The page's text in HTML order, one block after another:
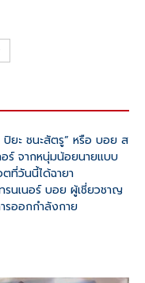
ปิยะ ชนะสัตรู” หรือ บอย ส
อร์ จากหนุ่มน้อยนายแบบ
ที่วันนี้ได้ฉายา
รนเนอร์ บอย ผู้เชี่ยวชาญ
รออกกำลังกาย